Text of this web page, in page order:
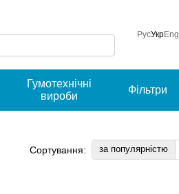
РусУкрEng
Гумотехнічні
вироби
Фільтри
Сортування: за популярністю